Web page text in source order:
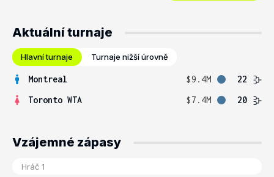
Aktuální turnaje
Hlavní turnaje Turnaje nižší úrovně
Montreal $9.4M
22
Toronto WTA
$7.4M 20
Vzájemné zápasy